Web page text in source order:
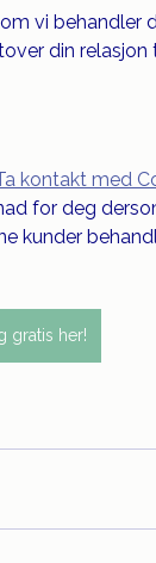
vi behandler
din relasjon
kontakt med
for deg
kunder
gratis her!